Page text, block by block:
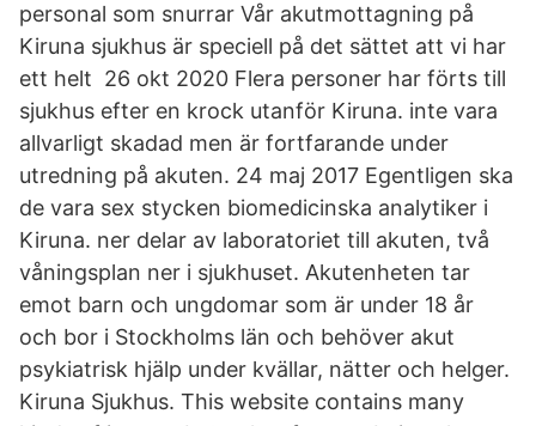
personal som snurrar Vår akutmottagning på
Kiruna sjukhus är speciell på det sättet att vi har
ett helt 26 okt 2020 Flera personer har förts till
sjukhus efter en krock utanför Kiruna. inte vara
allvarligt skadad men är fortfarande under
utredning på akuten. 24 maj 2017 Egentligen ska
de vara sex stycken biomedicinska analytiker i
Kiruna. ner delar av laboratoriet till akuten, två
våningsplan ner i sjukhuset. Akutenheten tar
emot barn och ungdomar som är under 18 år
och bor i Stockholms län och behöver akut
psykiatrisk hjälp under kvällar, nätter och helger.
Kiruna Sjukhus. This website contains many